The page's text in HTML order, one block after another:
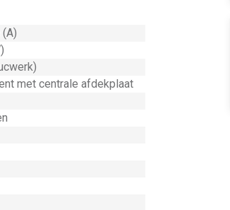
met centrale afdekplaat